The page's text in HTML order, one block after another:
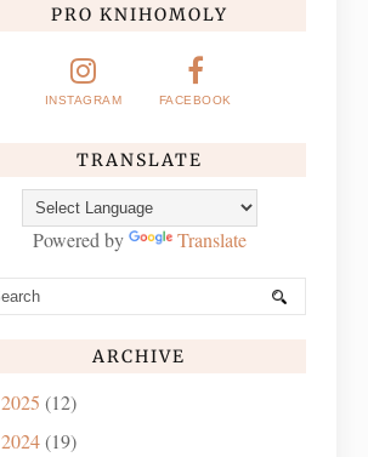
PRO KNIHOMOLY
INSTAGRAM FACEBOOK
TRANSLATE
Powered by Translate
ARCHIVE
2025 (12)
2024(19)